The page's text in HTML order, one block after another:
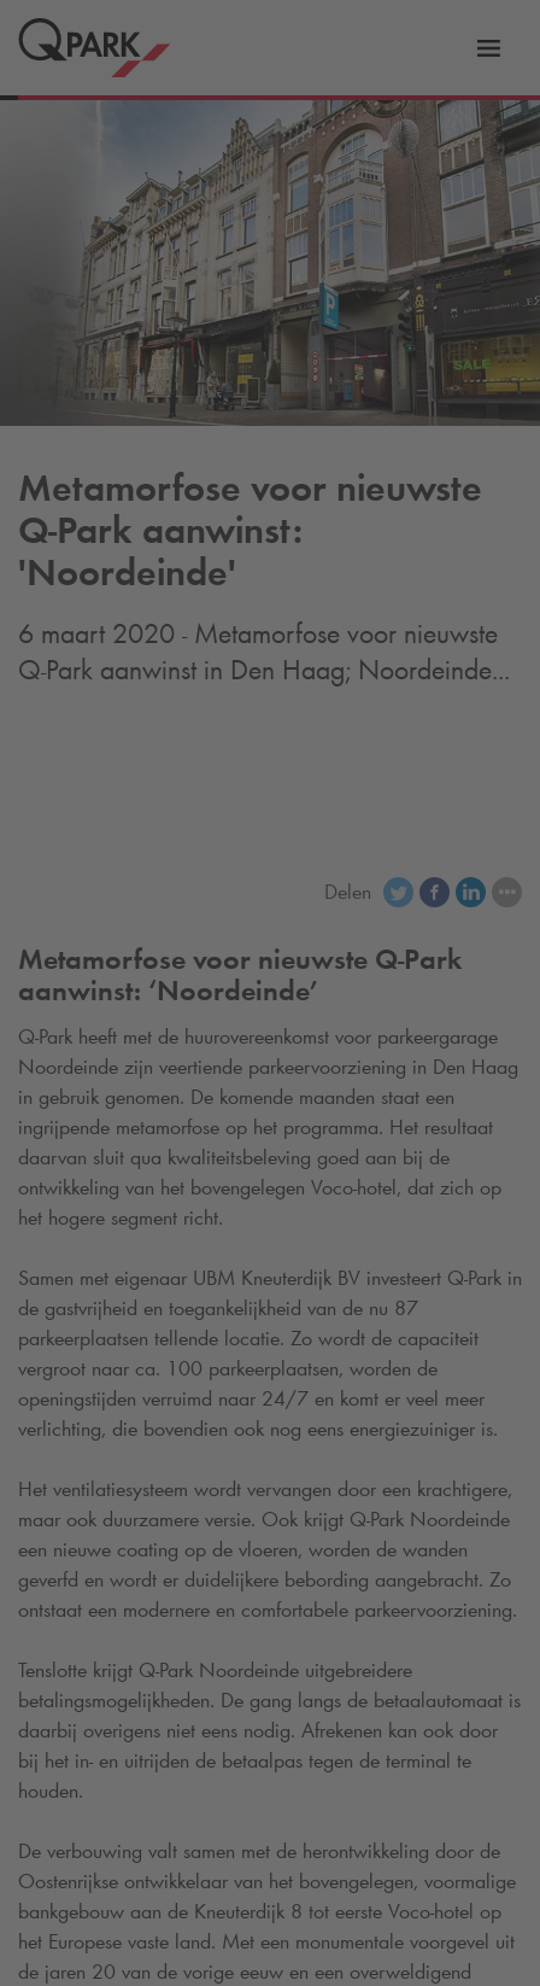
Metamorfose voor nieuwste
Q-Park aanwinst:
'Noordeinde'
6 maart 2020 - Metamorfose voor nieuwste
Q-Park aanwinst in Den Haag; Noordeinde...
Delen
Metamorfose voor nieuwste Q-Park
aanwinst: ‘Noordeinde’
Q-Park heeft met de huurovereenkomst voor parkeergarage
Noordeinde zijn veertiende parkeervoorziening in Den Haag
in gebruik genomen. De komende maanden staat een
ingrijpende metamorfose op het programma. Het resultaat
daarvan sluit qua kwaliteitsbeleving goed aan bij de
ontwikkeling van het bovengelegen Voco-hotel, dat zich op
het hogere segment richt.
Samen met eigenaar UBM Kneuterdijk BV investeert Q-Park in
de gastvrijheid en toegankelijkheid van de nu 87
parkeerplaatsen tellende locatie. Zo wordt de capaciteit
vergroot naar ca. 100 parkeerplaatsen, worden de
openingstijden verruimd naar 24/7 en komt er veel meer
verlichting, die bovendien ook nog eens energiezuiniger is.
Het ventilatiesysteem wordt vervangen door een krachtigere,
maar ook duurzamere versie. Ook krijgt Q-Park Noordeinde
een nieuwe coating op de vloeren, worden de wanden
geverfd en wordt er duidelijkere bebording aangebracht. Zo
ontstaat een modernere en comfortabele parkeervoorziening.
Tenslotte krijgt Q-Park Noordeinde uitgebreidere
betalingsmogelijkheden. De gang langs de betaalautomaat is
daarbij overigens niet eens nodig. Afrekenen kan ook door
bij het in- en uitrijden de betaalpas tegen de terminal te
houden.
De verbouwing valt samen met de herontwikkeling door de
Oostenrijkse ontwikkelaar van het bovengelegen, voormalige
bankgebouw aan de Kneuterdijk 8 tot eerste Voco-hotel op
het Europese vaste land. Met een monumentale voorgevel uit
de jaren 20 van de vorige eeuw en een overweldigend